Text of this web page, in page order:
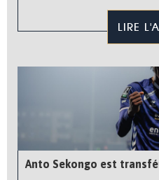
LIRE
Anto Sekongo est